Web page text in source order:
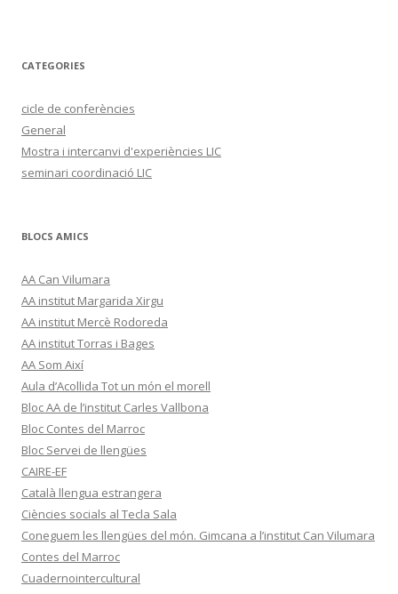
CATEGORIES
cicle de conferències
General
Mostra i intercanvi d'experiències LIC
seminari coordinació LIC
BLOCS AMICS
AA Can Vilumara
AA institut Margarida Xirgu
AA institut Mercè Rodoreda
AA institut Torras i Bages
AA Som Així
Aula d’Acollida Tot un món el morell
Bloc AA de l’institut Carles Vallbona
Bloc Contes del Marroc
Bloc Servei de llengües
CAIRE-EF
Català llengua estrangera
Ciències socials al Tecla Sala
Coneguem les llengües del món. Gimcana a l’institut Can Vilumara
Contes del Marroc
Cuadernointercultural